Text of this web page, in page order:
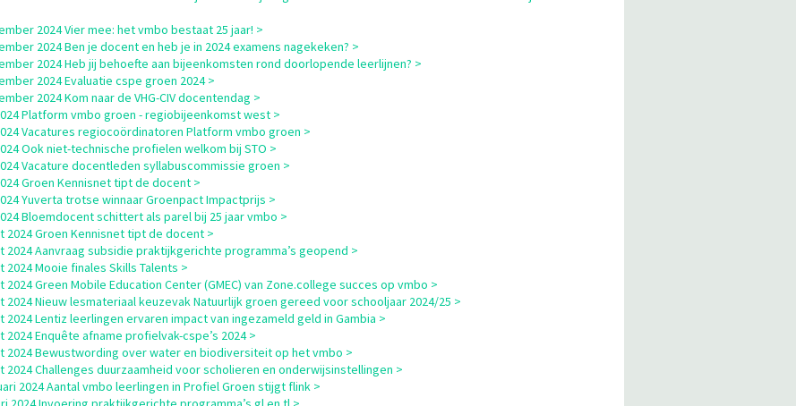
2024 Vier mee: het vmbo bestaat 25 jaar! >
2024 Ben je docent en heb je in 2024 examens nagekeken? >
2024 Heb jij behoefte aan bijeenkomsten rond doorlopende leerlijnen? >
2024 Evaluatie cspe groen 2024 >
2024 Kom naar de VHG-CIV docentendag >
Platform vmbo groen - regiobijeenkomst west >
Vacatures regiocoördinatoren Platform vmbo groen >
Ook niet-technische profielen welkom bij STO >
Vacature docentleden syllabuscommissie groen >
Groen Kennisnet tipt de docent >
Yuverta trotse winnaar Groenpact Impactprijs >
Bloemdocent schittert als parel bij 25 jaar vmbo >
2024 Groen Kennisnet tipt de docent >
2024 Aanvraag subsidie praktijkgerichte programma’s geopend >
2024 Mooie finales Skills Talents >
2024 Green Mobile Education Center (GMEC) van Zone.college succes op vmbo >
2024 Nieuw lesmateriaal keuzevak Natuurlijk groen gereed voor schooljaar 2024/25 >
2024 Lentiz leerlingen ervaren impact van ingezameld geld in Gambia >
2024 Enquête afname profielvak-cspe’s 2024 >
2024 Bewustwording over water en biodiversiteit op het vmbo >
2024 Challenges duurzaamheid voor scholieren en onderwijsinstellingen >
2024 Aantal vmbo leerlingen in Profiel Groen stijgt flink >